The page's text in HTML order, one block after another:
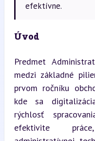
efektívne.
Úvod
Predmet
medzi základné
prvom ročníku
kde sa
rýchlosť
efektivite